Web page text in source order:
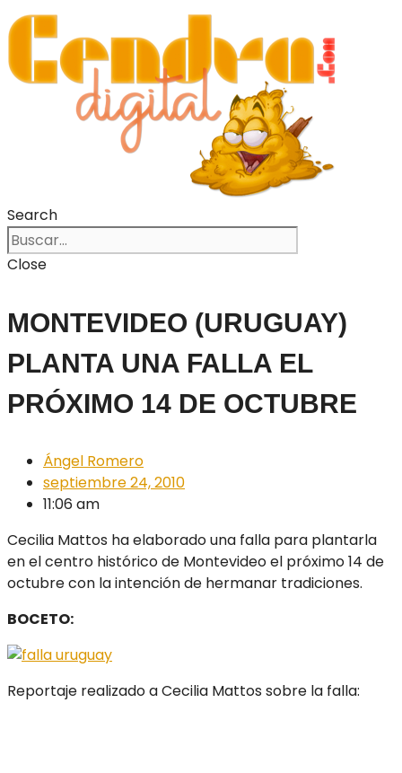
Search
Close
MONTEVIDEO (URUGUAY)
PLANTA UNA FALLA EL
PRÓXIMO 14 DE OCTUBRE
Ángel Romero
septiembre 24, 2010
11:06 am
Cecilia Mattos ha elaborado una falla para plantarla
en el centro histórico de Montevideo el próximo 14 de
octubre con la intención de hermanar tradiciones.
BOCETO:
Reportaje realizado a Cecilia Mattos sobre la falla: